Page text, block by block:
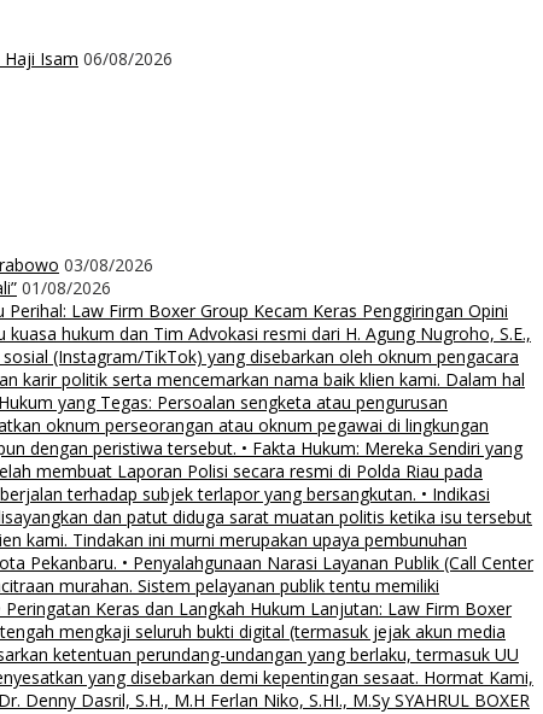
Haji Isam 06/08/2026
03/08/2026
01/08/2026
Perihal: Law Firm Boxer Group Kecam Keras Penggiringan Opini
hukum dan Tim Advokasi resmi dari H. Agung Nugroho, S.E.,
(Instagram/TikTok) yang disebarkan oleh oknum pengacara
karir politik serta mencemarkan nama baik klien kami. Dalam hal
yang Tegas: Persoalan sengketa atau pengurusan
oknum perseorangan atau oknum pegawai di lingkungan
dengan peristiwa tersebut. • Fakta Hukum: Mereka Sendiri yang
membuat Laporan Polisi secara resmi di Polda Riau pada
terhadap subjek terlapor yang bersangkutan. • Indikasi
dan patut diduga sarat muatan politis ketika isu tersebut
kami. Tindakan ini murni merupakan upaya pembunuhan
Pekanbaru. • Penyalahgunaan Narasi Layanan Publik (Call Center
murahan. Sistem pelayanan publik tentu memiliki
Keras dan Langkah Hukum Lanjutan: Law Firm Boxer
mengkaji seluruh bukti digital (termasuk jejak akun media
ketentuan perundang-undangan yang berlaku, termasuk UU
yang disebarkan demi kepentingan sesaat. Hormat Kami,
Denny Dasril, S.H., M.H Ferlan Niko, S.HI., M.Sy SYAHRUL BOXER